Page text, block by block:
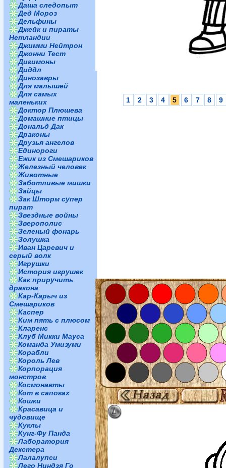
Даша следопыт
Дед Мороз
Дельфины
Джейк и пираты
Нетландии
Джимми Нейтрон
Джонни Тест
Дигимоны
Диддл
Динозавры
Для малышей
Для самых
маленьких
Доктор Плюшева
Домашние птицы
Дональд Дак
Драконы
Друзья ангелов
Единороги
Ежик из Смешариков
Железный человек
Животные
Заботливые мишки
Зайцы
Зак Шторм супер
пират
Звездные войны
Зверополис
Зеленый фонарь
Золушка
Иван Царевич и
серый волк
Игрушки
История игрушек
Как приручить
дракона
Кар-Карыч из
Смешариков
Каспер
Ким пять с плюсом
Кларенс
Клуб Микки Мауса
Команда Умизуми
Корабли
Король Лев
Корпорация
монстров
Космонавты
Кот в сапогах
Кошки
Красавица и
чудовище
Куклы
Кунг-Фу Панда
Лаборатория
Декстера
Лалалупси
Лего Ниндзя Го
1 2 3 4 5 6 7 8 9